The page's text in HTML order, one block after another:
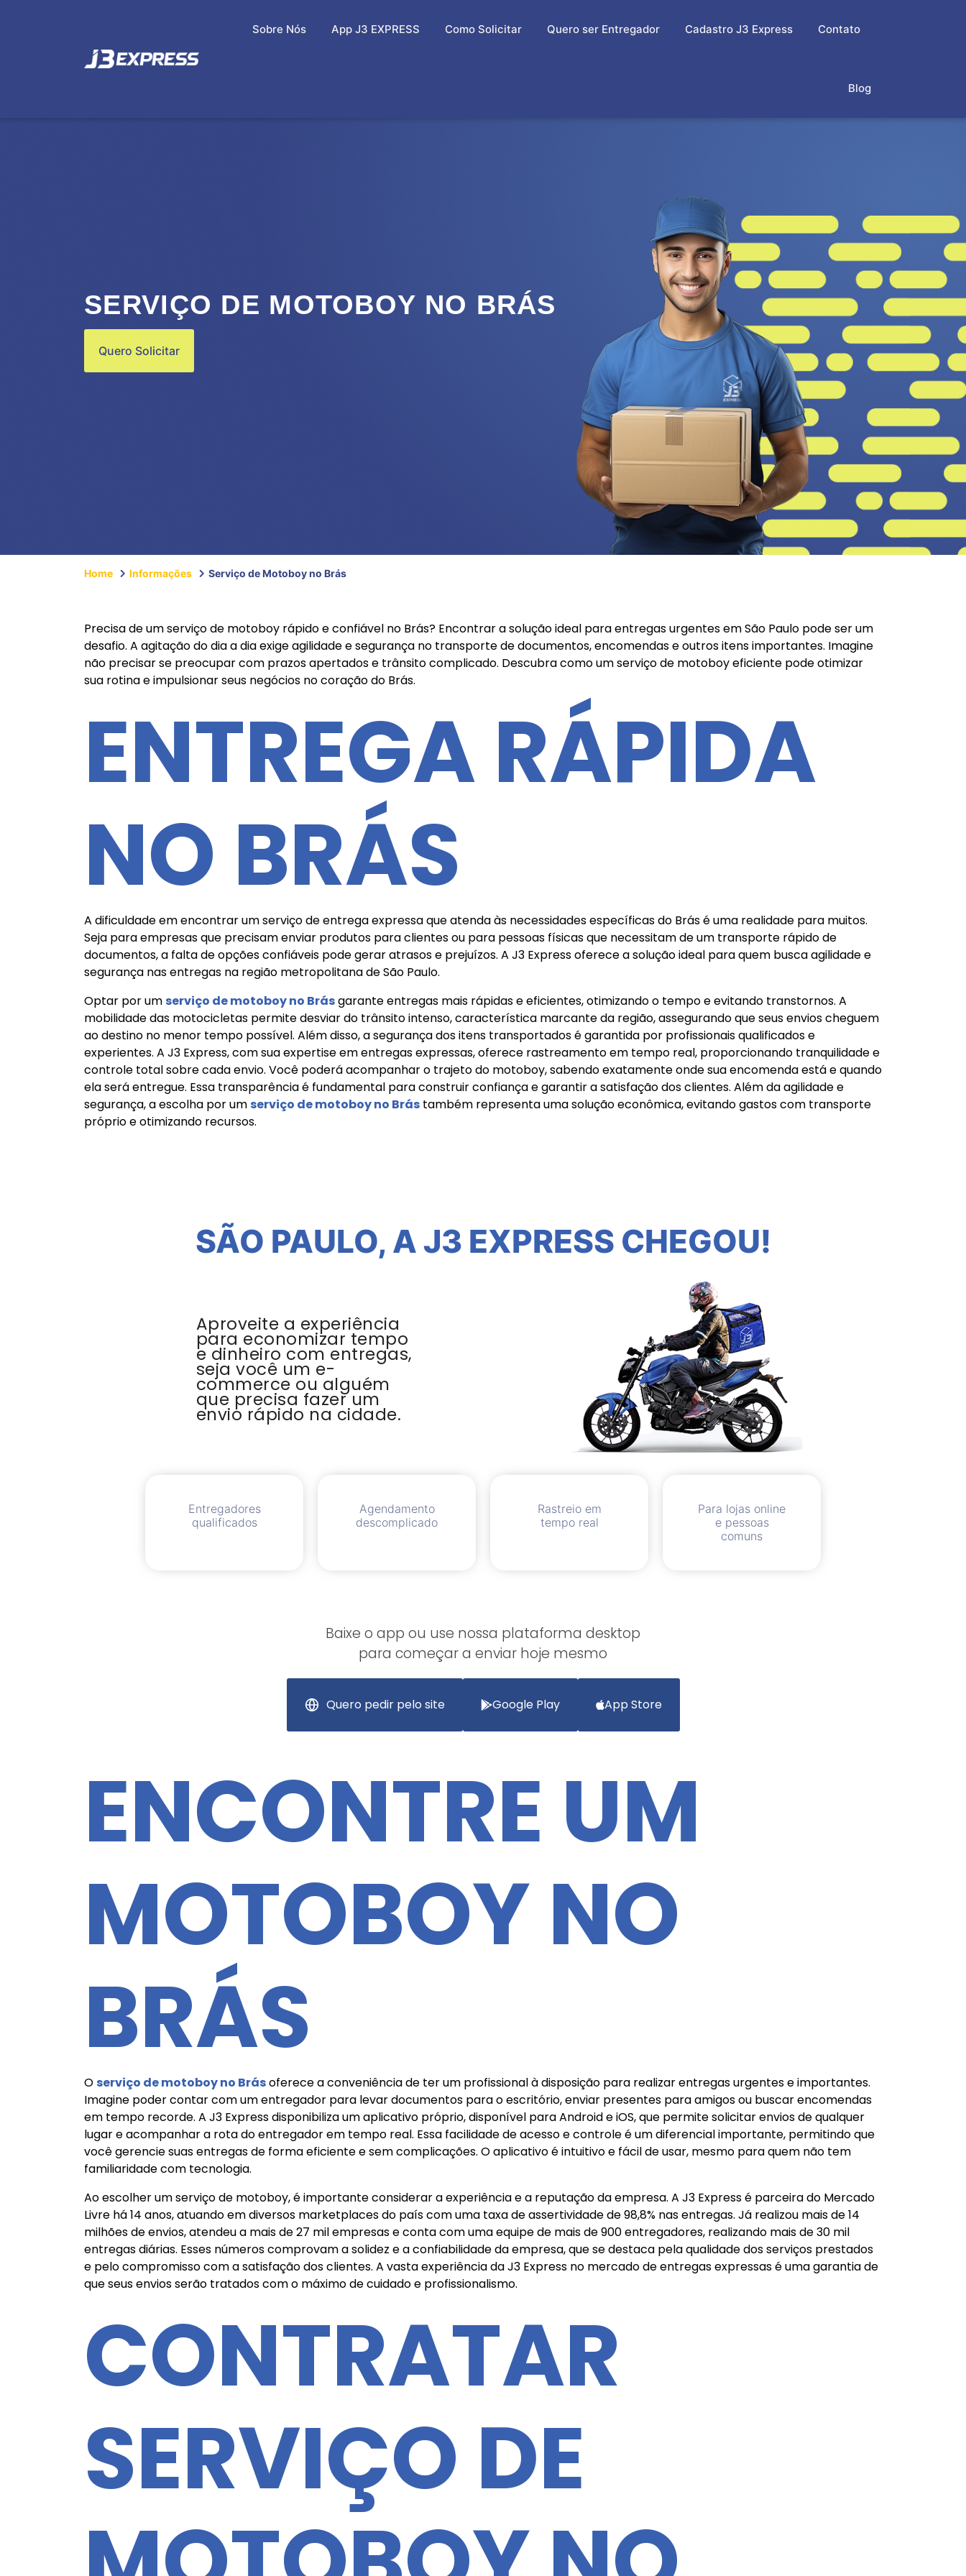
Sobre Nós App J3 EXPRESS Como Solicitar Quero ser Entregador Cadastro J3 Express Contato
Blog
SERVIÇO DE MOTOBOY NO BRÁS
Quero Solicitar
Home Informações Serviço de Motoboy no Brás
Precisa de um serviço de motoboy rápido e confiável no Brás? Encontrar a solução ideal para entregas urgentes em São Paulo pode ser um
desafio. A agitação do dia a dia exige agilidade e segurança no transporte de documentos, encomendas e outros itens importantes. Imagine
não precisar se preocupar com prazos apertados e trânsito complicado. Descubra como um serviço de motoboy eficiente pode otimizar
sua rotina e impulsionar seus negócios no coração do Brás.
ENTREGA RÁPIDA
NO BRÁS
A dificuldade em encontrar um serviço de entrega expressa que atenda às necessidades específicas do Brás é uma realidade para muitos.
Seja para empresas que precisam enviar produtos para clientes ou para pessoas físicas que necessitam de um transporte rápido de
documentos, a falta de opções confiáveis pode gerar atrasos e prejuízos. A J3 Express oferece a solução ideal para quem busca agilidade e
segurança nas entregas na região metropolitana de São Paulo.
Optar por um serviço de motoboy no Brásgarante entregas mais rápidas e eficientes, otimizando o tempo e evitando transtornos. A
mobilidade das motocicletas permite desviar do trânsito intenso, característica marcante da região, assegurando que seus envios cheguem
ao destino no menor tempo possível. Além disso, a segurança dos itens transportados é garantida por profissionais qualificados e
experientes. A J3 Express, com sua expertise em entregas expressas, oferece rastreamento em tempo real, proporcionando tranquilidade e
controle total sobre cada envio. Você poderá acompanhar o trajeto do motoboy, sabendo exatamente onde sua encomenda está e quando
ela será entregue. Essa transparência é fundamental para construir confiança e garantir a satisfação dos clientes. Além da agilidade e
segurança, a escolha por um serviço de motoboy no Brás também representa uma solução econômica, evitando gastos com transporte
próprio e otimizando recursos.
SÃO PAULO, A J3 EXPRESS CHEGOU!
Aproveite a experiência
para economizar tempo
e dinheiro com entregas,
seja você um e-
commerce ou alguém
que precisa fazer um
envio rápido na cidade.
Entregadores
qualificados
Agendamento
descomplicado
Rastreio em
tempo real
Para lojas online
e pessoas
comuns
Baixe o app ou use nossa plataforma desktop
para começar a enviar hoje mesmo
Quero pedir pelo site Google Play App Store
ENCONTRE UM
MOTOBOY NO
BRÁS
O serviço de motoboy no Brásoferece a conveniência de ter um profissional à disposição para realizar entregas urgentes e importantes.
Imagine poder contar com um entregador para levar documentos para o escritório, enviar presentes para amigos ou buscar encomendas
em tempo recorde. A J3 Express disponibiliza um aplicativo próprio, disponível para Android e iOS, que permite solicitar envios de qualquer
lugar e acompanhar a rota do entregador em tempo real. Essa facilidade de acesso e controle é um diferencial importante, permitindo que
você gerencie suas entregas de forma eficiente e sem complicações. O aplicativo é intuitivo e fácil de usar, mesmo para quem não tem
familiaridade com tecnologia.
Ao escolher um serviço de motoboy, é importante considerar a experiência e a reputação da empresa. A J3 Express é parceira do Mercado
Livre há 14 anos, atuando em diversos marketplaces do país com uma taxa de assertividade de 98,8% nas entregas. Já realizou mais de 14
milhões de envios, atendeu a mais de 27 mil empresas e conta com uma equipe de mais de 900 entregadores, realizando mais de 30 mil
entregas diárias. Esses números comprovam a solidez e a confiabilidade da empresa, que se destaca pela qualidade dos serviços prestados
e pelo compromisso com a satisfação dos clientes. A vasta experiência da J3 Express no mercado de entregas expressas é uma garantia de
que seus envios serão tratados com o máximo de cuidado e profissionalismo.
CONTRATAR
SERVIÇO DE